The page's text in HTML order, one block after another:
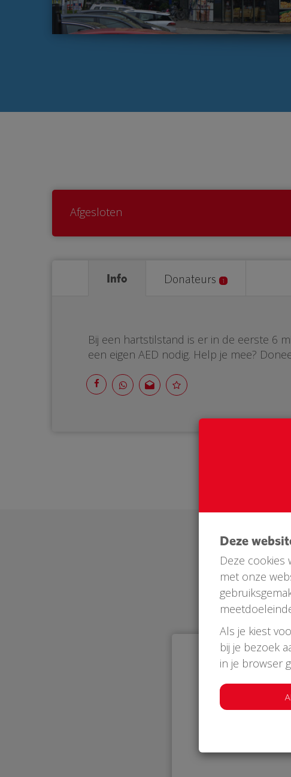
Afgesloten
Info Donateurs 1
Bij een hartstilstand is er in de eerste 6
een eigen AED nodig. Help je mee?
Deze
Deze
met onze
Als je kiest
bij je bezoek
in je browser